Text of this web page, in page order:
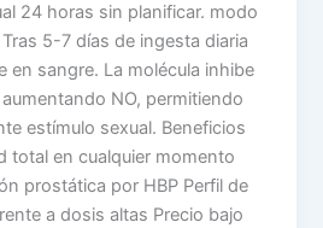
24 horas sin planificar. modo
5-7 días de ingesta diaria
en sangre. La molécula inhibe
NO, permitiendo
estímulo sexual. Beneficios
total en cualquier momento
prostática por HBP Perfil de
a dosis altas Precio bajo